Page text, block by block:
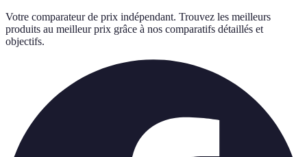
Votre comparateur de prix indépendant. Trouvez les meilleurs
produits au meilleur prix grâce à nos comparatifs détaillés et
objectifs.